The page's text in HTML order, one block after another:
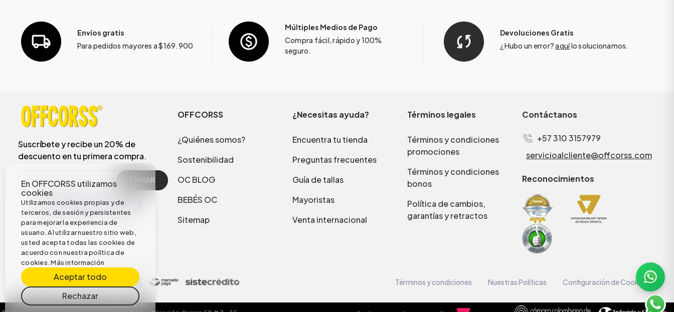
En OFFCORSS utilizamos
cookies
Utilizamos cookies propias y de
terceros, de sesión y persistentes
para mejorar la experiencia de
usuario. Al utilizar nuestro sitio web,
usted acepta todas las cookies de
acuerdo con nuestra política de
cookies.Más información
Aceptar todo
Rechazar
Envíos gratis
Para pedidos mayores a $169.900
Múltiples Medios de Pago
Compra fácil, rápido y 100%
seguro.
Devoluciones Gratis
¿Hubo un error?aquílo solucionamos.
Suscríbete y recibe un 20% de
descuento en tu primera compra.
ENVIAR
OFFCORSS
¿Quiénes somos?
Sostenibilidad
OC BLOG
BEBÉS OC
Sitemap
¿Necesitas ayuda?
Encuentra tu tienda
Preguntas frecuentes
Guía de tallas
Mayoristas
Venta internacional
Términos legales
Términos y condiciones
promociones
Términos y condiciones
bonos
Política de cambios,
garantías y retractos
Contáctanos
+57 310 3157979
servicioalcliente@offcorss.com
Reconocimientos
Términos y condiciones Nuestras Políticas Configuración de Cookies